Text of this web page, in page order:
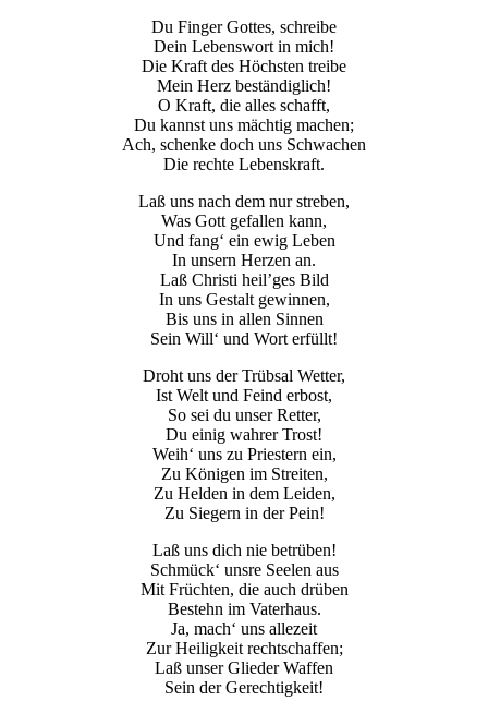
Du Finger Gottes, schreibe
Dein Lebenswort in mich!
Die Kraft des Höchsten treibe
Mein Herz beständiglich!
O Kraft, die alles schafft,
Du kannst uns mächtig machen;
Ach, schenke doch uns Schwachen
Die rechte Lebenskraft.
Laß uns nach dem nur streben,
Was Gott gefallen kann,
Und fang‘ ein ewig Leben
In unsern Herzen an.
Laß Christi heil’ges Bild
In uns Gestalt gewinnen,
Bis uns in allen Sinnen
Sein Will‘ und Wort erfüllt!
Droht uns der Trübsal Wetter,
Ist Welt und Feind erbost,
So sei du unser Retter,
Du einig wahrer Trost!
Weih‘ uns zu Priestern ein,
Zu Königen im Streiten,
Zu Helden in dem Leiden,
Zu Siegern in der Pein!
Laß uns dich nie betrüben!
Schmück‘ unsre Seelen aus
Mit Früchten, die auch drüben
Bestehn im Vaterhaus.
Ja, mach‘ uns allezeit
Zur Heiligkeit rechtschaffen;
Laß unser Glieder Waffen
Sein der Gerechtigkeit!